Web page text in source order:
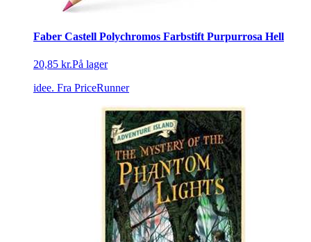
Faber Castell Polychromos Farbstift Purpurrosa Hell
20,85 kr.På lager
idee. Fra PriceRunner